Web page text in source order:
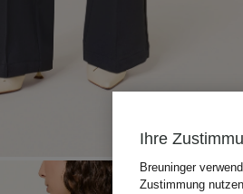
Ihre
Breuninger
Zustimmung